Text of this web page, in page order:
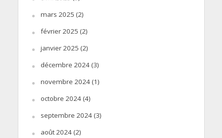
mars 2025 (2)
février 2025 (2)
janvier 2025 (2)
décembre 2024(3)
novembre 2024(1)
octobre 2024(4)
septembre 2024(3)
août 2024(2)